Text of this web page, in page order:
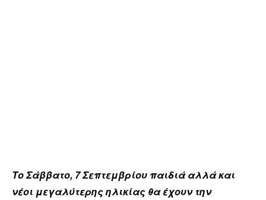
Το Σάββατο, 7 Σεπτεμβρίου παιδιά αλλά και
νέοι μεγαλύτερης ηλικίας θα έχουν την